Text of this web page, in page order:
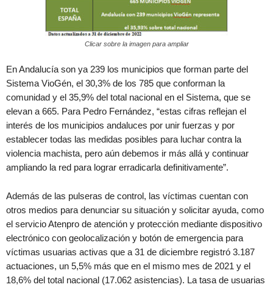
Clicar sobre la imagen para ampliar
En Andalucía son ya 239 los municipios que forman parte del
Sistema VioGén, el 30,3% de los 785 que conforman la
comunidad y el 35,9% del total nacional en el Sistema, que se
elevan a 665. Para Pedro Fernández, “estas cifras reflejan el
interés de los municipios andaluces por unir fuerzas y por
establecer todas las medidas posibles para luchar contra la
violencia machista, pero aún debemos ir más allá y continuar
ampliando la red para lograr erradicarla definitivamente”.
Además de las pulseras de control, las víctimas cuentan con
otros medios para denunciar su situación y solicitar ayuda, como
el servicio Atenpro de atención y protección mediante dispositivo
electrónico con geolocalización y botón de emergencia para
víctimas usuarias activas que a 31 de diciembre registró 3.187
actuaciones, un 5,5% más que en el mismo mes de 2021 y el
18,6% del total nacional (17.062 asistencias). La tasa de usuarias